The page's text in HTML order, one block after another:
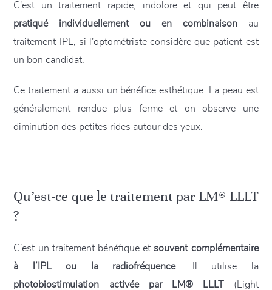
C'est un traitement rapide, indolore et qui peut être
pratiqué individuellement ou en combinaisonau
traitement IPL, si l'optométriste considère que patient est
un bon candidat.
Ce traitement a aussi un bénéfice esthétique. La peau est
généralement rendue plus ferme et on observe une
diminution des petites rides autour des yeux.
Qu’est-ce que le traitement par LM® LLLT
?
C’est un traitement bénéfique et souvent complémentaire
à l’IPL ou la radiofréquence. Il utilise la
photobiostimulation activée par LM® LLLT
(Light